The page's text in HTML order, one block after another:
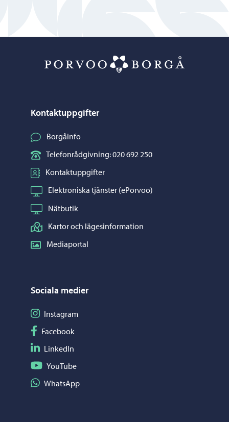
Kontaktuppgifter
Borgåinfo
Telefonrådgivning: 020 692 250
Kontaktuppgifter
Elektroniska tjänster (ePorvoo)
Nätbutik
Kartor och lägesinformation
Mediaportal
Sociala medier
Följ på Instagram
Instagram
Följ på Facebook
Facebook
Följ på LinkedIn
LinkedIn
Följ på YouTube
YouTube
Dela på WhatsApp
WhatsApp